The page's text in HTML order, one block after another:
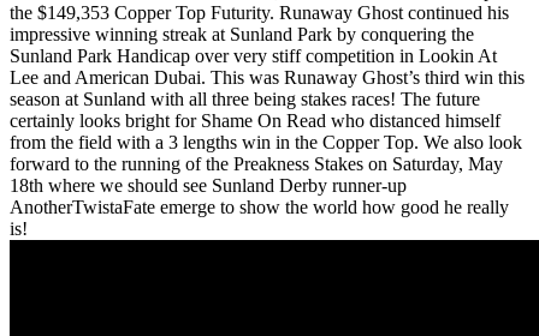
the $149,353 Copper Top Futurity. Runaway Ghost continued his
impressive winning streak at Sunland Park by conquering the
Sunland Park Handicap over very stiff competition in Lookin At
Lee and American Dubai. This was Runaway Ghost’s third win this
season at Sunland with all three being stakes races! The future
certainly looks bright for Shame On Read who distanced himself
from the field with a 3 lengths win in the Copper Top. We also look
forward to the running of the Preakness Stakes on Saturday, May
18th where we should see Sunland Derby runner-up
AnotherTwistaFate emerge to show the world how good he really
is!